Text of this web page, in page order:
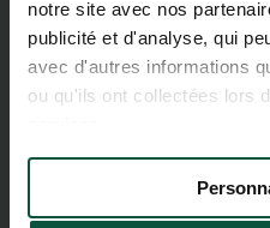
notre site avec nos
publicité et d'analyse, qui
avec d'autres informations
ou qu'ils ont collectées lors
3